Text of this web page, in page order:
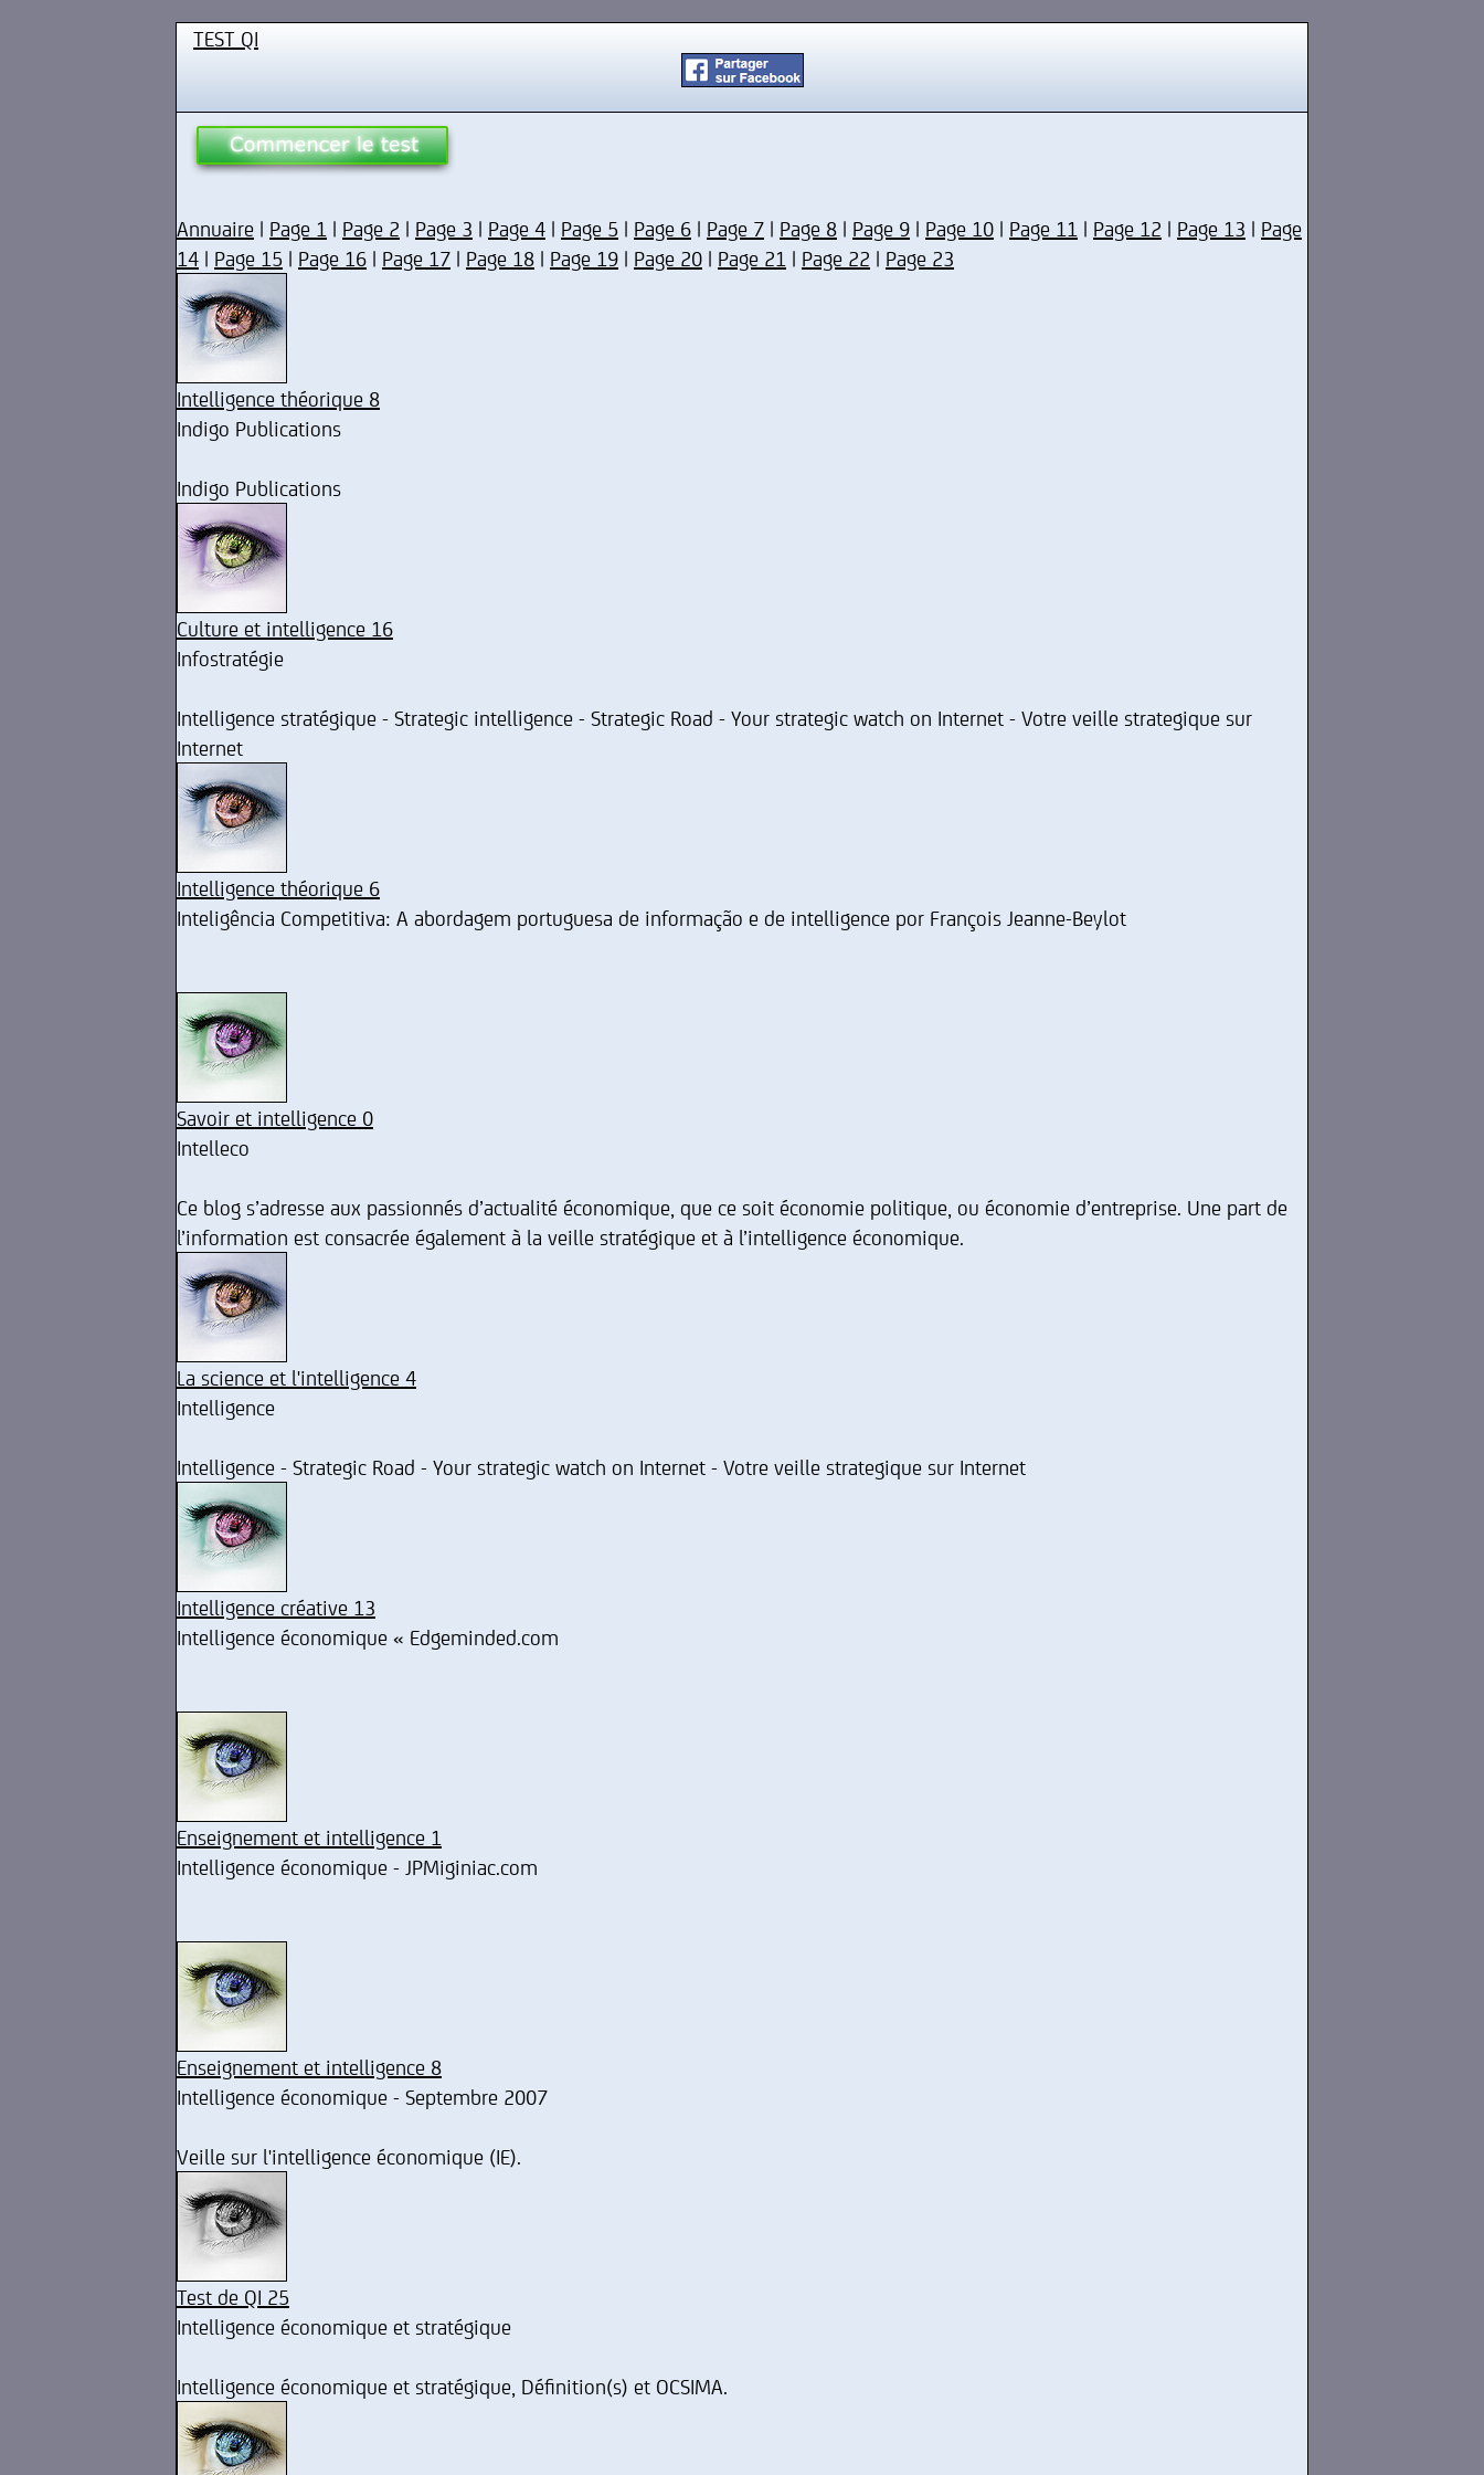
TEST QI
Annuaire | Page 1 | Page 2 | Page 3 | Page 4 | Page 5 | Page 6 | Page 7 | Page 8 | Page 9 | Page 10 | Page 11 | Page 12 | Page 13 | Page
14 | Page 15 | Page 16 | Page 17 | Page 18 | Page 19 | Page 20 | Page 21 | Page 22 | Page 23
Intelligence théorique 8
Indigo Publications
Indigo Publications
Culture et intelligence 16
Infostratégie
Intelligence stratégique - Strategic intelligence - Strategic Road - Your strategic watch on Internet - Votre veille strategique sur
Internet
Intelligence théorique 6
Inteligência Competitiva: A abordagem portuguesa de informação e de intelligence por François Jeanne-Beylot
Savoir et intelligence 0
Intelleco
Ce blog s’adresse aux passionnés d’actualité économique, que ce soit économie politique, ou économie d’entreprise. Une part de
l’information est consacrée également à la veille stratégique et à l’intelligence économique.
La science et l'intelligence 4
Intelligence
Intelligence - Strategic Road - Your strategic watch on Internet - Votre veille strategique sur Internet
Intelligence créative 13
Intelligence économique « Edgeminded.com
Enseignement et intelligence 1
Intelligence économique - JPMiginiac.com
Enseignement et intelligence 8
Intelligence économique - Septembre 2007
Veille sur l'intelligence économique (IE).
Test de QI 25
Intelligence économique et stratégique
Intelligence économique et stratégique, Définition(s) et OCSIMA.